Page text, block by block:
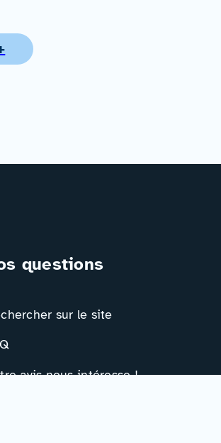
questions
sur le site
avis nous intéresse !